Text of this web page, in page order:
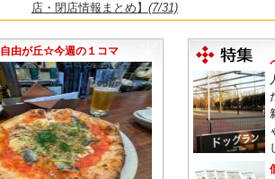
店・閉店情報まとめ】 (7/31)
永久パス配布も！
自由が丘☆今週の１コマ